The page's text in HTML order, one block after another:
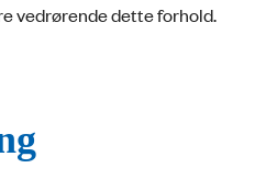
vedrørende dette forhold.